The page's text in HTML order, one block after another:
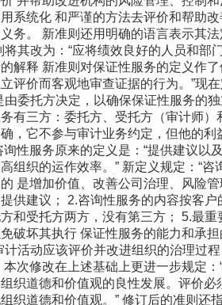
系统化 和严谨的方法去评价和帮助
务。 新准则还用明确的语言表示其
将其改为：“应将绩效良好的人员和
解释 新准则对保证性服务的定义作
评价而客观地审查证据的行为。”现
由委托方决定，以确保保证性服务的
有三方：委托方、受托方（审计师
，它不参与审计业务约定，但他的
询性服务原来的定义是：“提供建议以
组织的运作效率。” 新定义规定：“
是增加价值、改善公司治理、风险
供建议； 2.咨询性服务的内容按客
和受托方两方，没有第三方； 5.最
破坏其执行 保证性服务的能力和承
计活动应该评价并改进组织的治理过
本次修改在上述基础上更进一步规定
织道德和价值观的良性发展。评价
织道德和价值观。” 修订后的准则还